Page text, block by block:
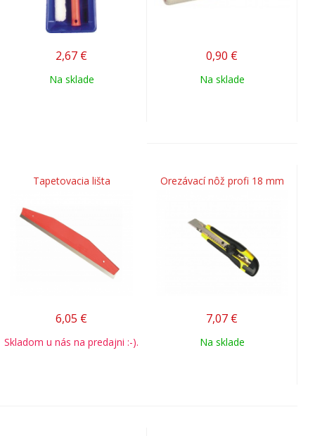
2,67 €
Na sklade
0,90 €
Na sklade
Tapetovacia lišta
6,05 €
Skladom u nás na predajni :-).
Orezávací nôž profi 18 mm
7,07 €
Na sklade